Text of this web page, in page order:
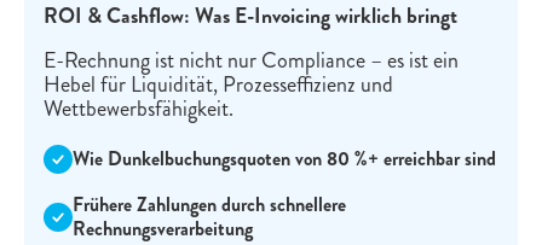
ROI & Cashflow: Was E-Invoicing wirklich bringt
E-Rechnung ist nicht nur Compliance – es ist ein
Hebel für Liquidität, Prozesseffizienz und
Wettbewerbsfähigkeit.
Wie Dunkelbuchungsquoten von 80 %+ erreichbar sind
Frühere Zahlungen durch schnellere
Rechnungsverarbeitung